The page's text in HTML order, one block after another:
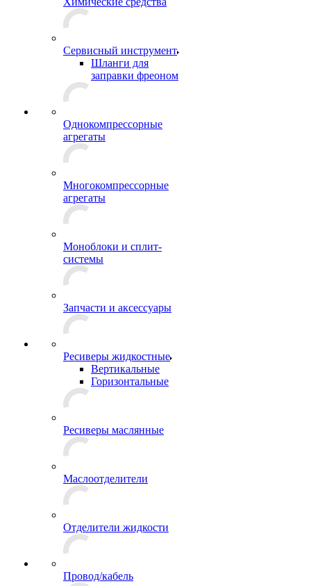
Сервисный инструмент
Шланги для
заправки фреоном
Однокомпрессорные
агрегаты
Многокомпрессорные
агрегаты
Моноблоки и сплит-
системы
Запчасти и аксессуары
Ресиверы жидкостные
Вертикальные
Горизонтальные
Ресиверы маслянные
Маслоотделители
Отделители жидкости
Провод/кабель